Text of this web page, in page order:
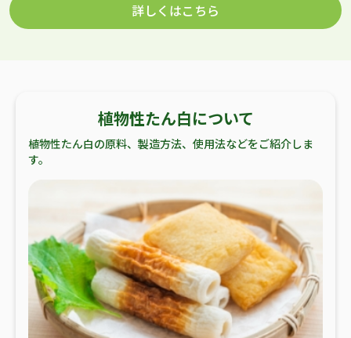
詳しくはこちら
植物性たん白について
植物性たん白の原料、製造方法、使用法などをご紹介しま
す。